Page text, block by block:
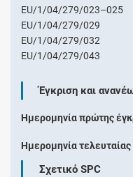
EU/1/04/279/023–025
EU/1/04/279/029
EU/1/04/279/032
EU/1/04/279/043
Έγκριση και
Ημερομηνία πρώτης
Ημερομηνία
Σχετικό SPC